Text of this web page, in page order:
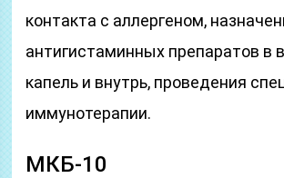
контакта с аллергеном,
антигистаминных препаратов в
капель и внутрь, проведения
иммунотерапии.
МКБ-10